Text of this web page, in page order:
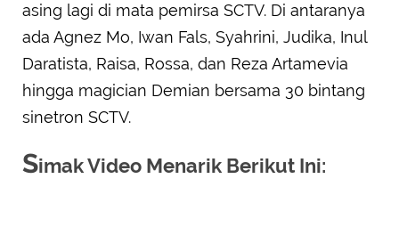
asing lagi di mata pemirsa SCTV. Di antaranya
ada Agnez Mo, Iwan Fals, Syahrini, Judika, Inul
Daratista, Raisa, Rossa, dan Reza Artamevia
hingga magician Demian bersama 30 bintang
sinetron SCTV.
Simak Video Menarik Berikut Ini: